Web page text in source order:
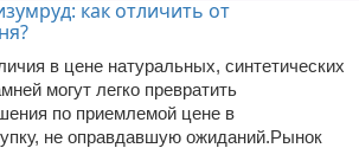
в цене натуральных, синтетических
могут легко превратить
по приемлемой цене в
не оправдавшую ожиданий.Рынок